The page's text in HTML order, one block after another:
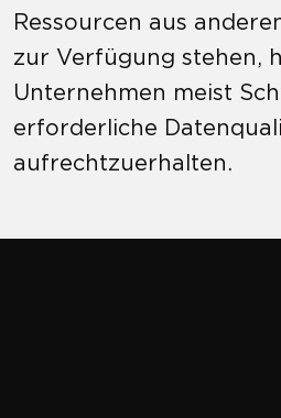
Ressourcen aus
zur Verfügung stehen,
Unternehmen meist
erforderliche
aufrechtzuerhalten.